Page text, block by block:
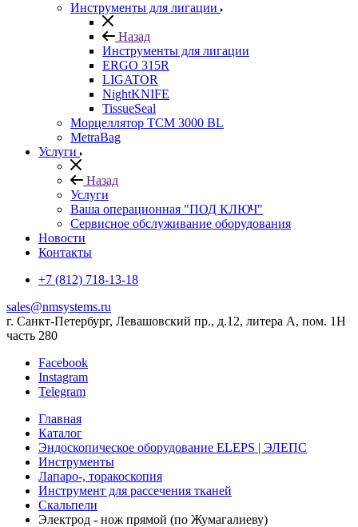
Инструменты для лигации
Назад
Инструменты для лигации
ERGO 315R
LIGATOR
NightKNIFE
TissueSeal
Морцеллятор ТСМ 3000 BL
MetraBag
Услуги
Назад
Услуги
Ваша операционная "ПОД КЛЮЧ"
Сервисное обслуживание оборудования
Новости
Контакты
+7 (812) 718-13-18
sales@nmsystems.ru
г. Санкт-Петербург, Левашовский пр., д.12, литера А, пом. 1Н
часть 280
Facebook
Instagram
Telegram
Главная
Каталог
Эндоскопическое оборудование ELEPS | ЭЛЕПС
Инструменты
Лапаро-, торакоскопия
Инструмент для рассечения тканей
Скальпели
Электрод - нож прямой (по Жумагалиеву)